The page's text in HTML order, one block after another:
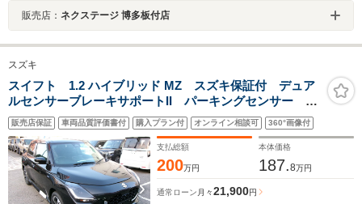
販売店： ネクステージ 博多板付店
スズキ
スイフト 1.2 ハイブリッド MZ スズキ保証付 デュア
ルセンサーブレーキサポートII パーキングセンサー ブ
ラインドスポットモニター アダプティブクルーズコン
トロール 電動パーキングブレーキ LEDヘッドラン
プ アイドリングストップ
販売店保証 車両品質評価書付 購入プラン付 オンライン相談可 360°画像付
支払総額
200万円
本体価格
187.8万円
通常ローン 月々21,900円